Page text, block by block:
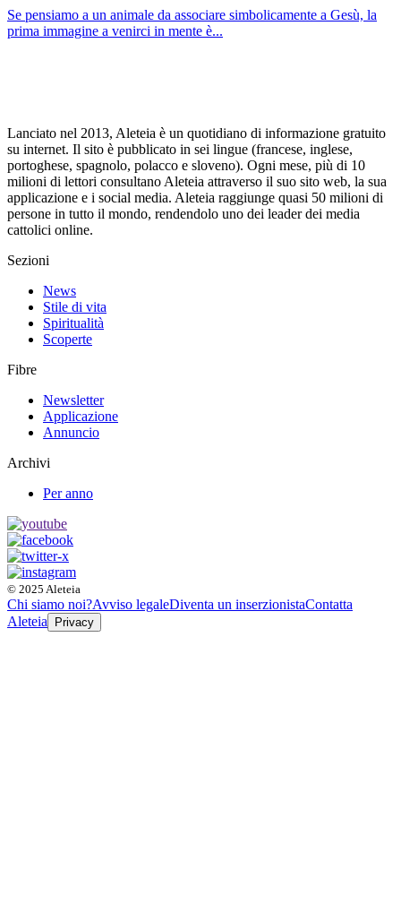
Se pensiamo a un animale da associare simbolicamente a Gesù, la
prima immagine a venirci in mente è...
Lanciato nel 2013, Aleteia è un quotidiano di informazione gratuito
su internet. Il sito è pubblicato in sei lingue (francese, inglese,
portoghese, spagnolo, polacco e sloveno). Ogni mese, più di 10
milioni di lettori consultano Aleteia attraverso il suo sito web, la sua
applicazione e i social media. Aleteia raggiunge quasi 50 milioni di
persone in tutto il mondo, rendendolo uno dei leader dei media
cattolici online.
Sezioni
News
Stile di vita
Spiritualità
Scoperte
Fibre
Newsletter
Applicazione
Annuncio
Archivi
Per anno
© 2025 Aleteia
Chi siamo noi?Avviso legaleDiventa un inserzionistaContatta
Aleteia
Privacy